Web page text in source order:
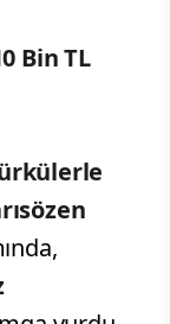
Bin TL